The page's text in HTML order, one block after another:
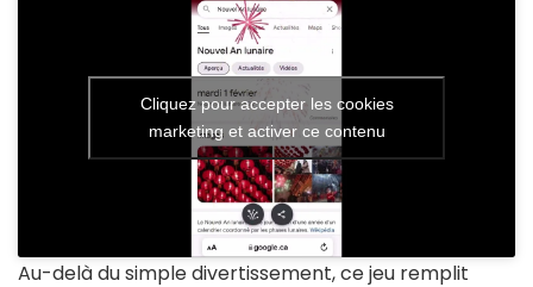
Cliquez pour accepter les cookies
marketing et activer ce contenu
Au-delà du simple divertissement, ce jeu remplit